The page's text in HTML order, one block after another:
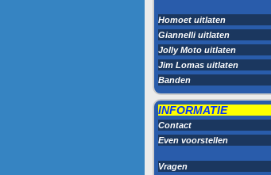
Homoet uitlaten
Giannelli uitlaten
Jolly Moto uitlaten
Jim Lomas uitlaten
Banden
INFORMATIE
Contact
Even voorstellen
Vragen